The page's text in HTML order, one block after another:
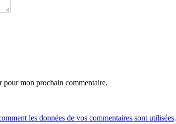
pour mon prochain commentaire.
les données de vos commentaires sont utilisées.